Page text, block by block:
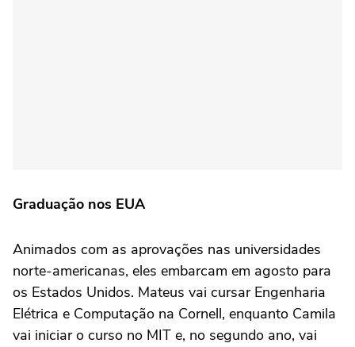
Graduação nos EUA
Animados com as aprovações nas universidades
norte-americanas, eles embarcam em agosto para
os Estados Unidos. Mateus vai cursar Engenharia
Elétrica e Computação na Cornell, enquanto Camila
vai iniciar o curso no MIT e, no segundo ano, vai